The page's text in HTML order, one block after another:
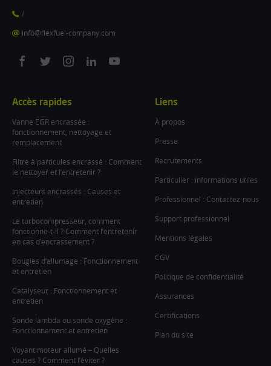
/
info@flexfuel-company.com
On
On
On
On
On
Accès rapides
Vanne EGR encrassée :
fonctionnement, nettoyage et
remplacement
Filtre à particules encrassé : Comment
le nettoyer et l’entretenir ?
Injecteurs encrassés : Causes et
entretien
Le turbocompresseur, comment
fonctionne-t-il ? Comment l’entretenir
en cas d’encrassement ?
Bougies d’allumage : Fonctionnement
et entretien
Catalyseur : Fonctionnement et
entretien
Sonde lambda ou sonde oxygène :
Fonctionnement et entretien
Voyant moteur allumé – Quelles
causes ? Comment l’éviter ?
Liens
À propos
Presse
Recrutements
Particulier : informations utiles
Professionnel : Contactez-nous
Support professionnel
Mentions légales
CGV
Politique de confidentialité
Assurances
Certifications
Plan du site